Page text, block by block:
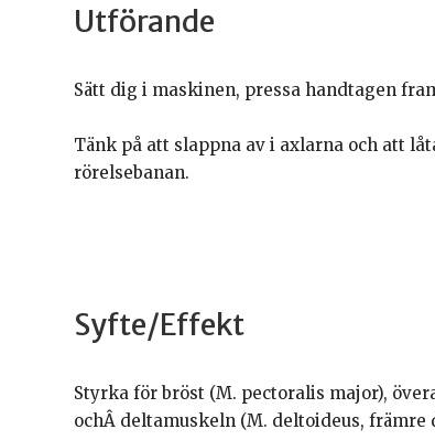
Utförande
Sätt dig i maskinen, pressa handtagen
Tänk på att slappna av i axlarna och att
rörelsebanan.
Syfte/Effekt
Styrka för bröst (M. pectoralis major),
ochÂ deltamuskeln (M. deltoideus, främre